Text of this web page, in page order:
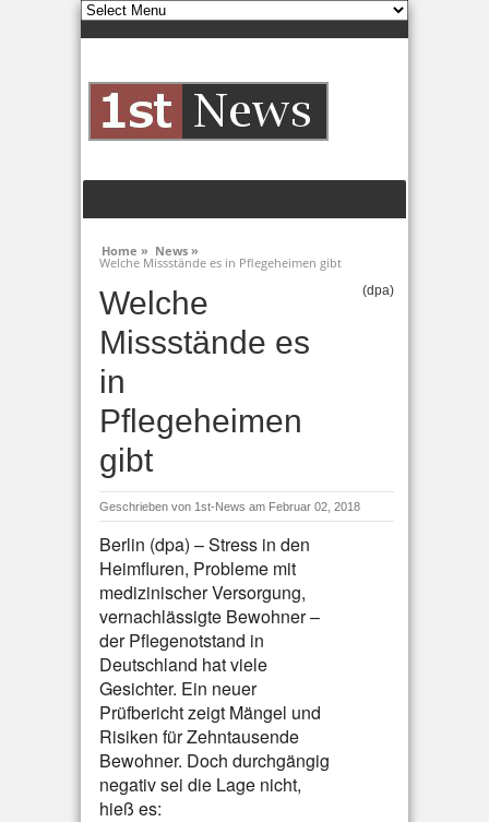
Home » News »
Welche Missstände es in Pflegeheimen gibt
Welche
Missstände es
in
Pflegeheimen
gibt
(dpa)
Geschrieben von 1st-News am Februar 02, 2018
Berlin (dpa) – Stress in den
Heimfluren, Probleme mit
medizinischer Versorgung,
vernachlässigte Bewohner –
der Pflegenotstand in
Deutschland hat viele
Gesichter. Ein neuer
Prüfbericht zeigt Mängel und
Risiken für Zehntausende
Bewohner. Doch durchgängig
negativ sei die Lage nicht,
hieß es: